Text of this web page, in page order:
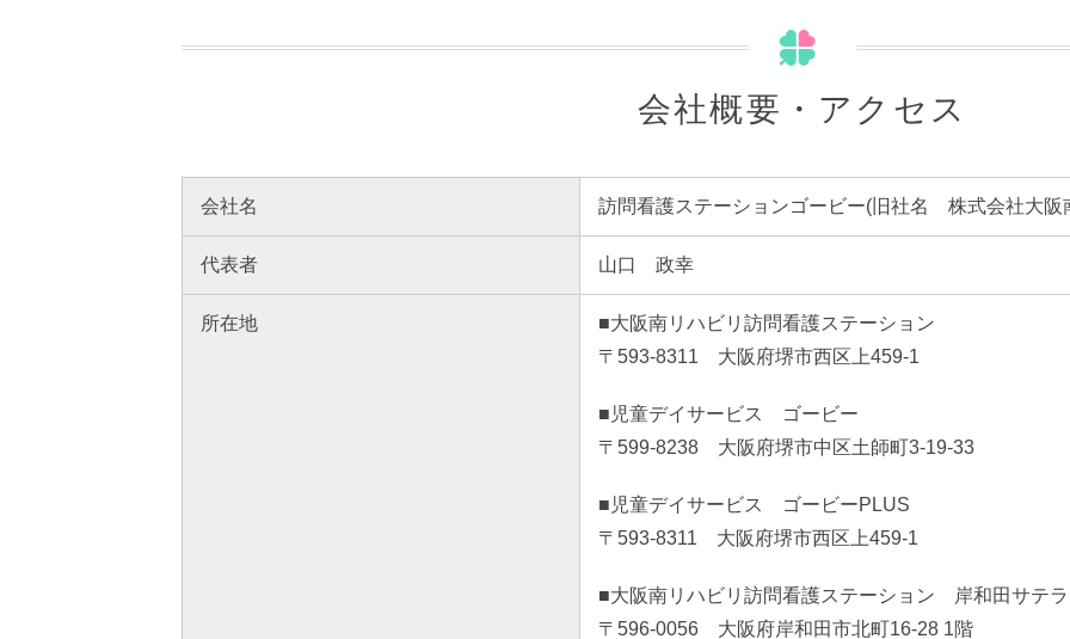
会社概要・アクセス
会社名 訪問看護ステーションゴービー(旧社名 株式会社大阪
代表者 山口 政幸
所在地
■大阪南リハビリ訪問看護ステーション
〒593-8311 大阪府堺市西区上459-1
■児童デイサービス ゴービー
〒599-8238 大阪府堺市中区土師町3-19-33
■児童デイサービス ゴービーPLUS
〒593-8311 大阪府堺市西区上459-1
■大阪南リハビリ訪問看護ステーション 岸和田サテ
〒596-0056 大阪府岸和田市北町16-28 1階